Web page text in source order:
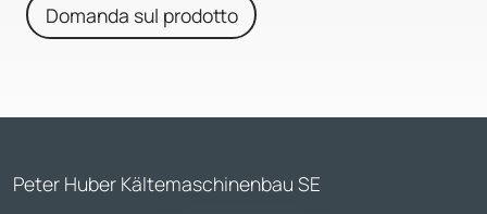
Domanda sul prodotto
Peter Huber Kältemaschinenbau SE